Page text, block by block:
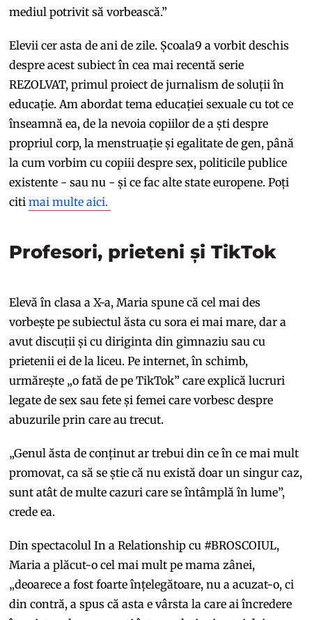
mediul potrivit să vorbească.”
Elevii cer asta de ani de zile. Școala9 a vorbit deschis
despre acest subiect în cea mai recentă serie
REZOLVAT, primul proiect de jurnalism de soluții în
educație. Am abordat tema educației sexuale cu tot ce
înseamnă ea, de la nevoia copiilor de a ști despre
propriul corp, la menstruație și egalitate de gen, până
la cum vorbim cu copiii despre sex, politicile publice
existente - sau nu - și ce fac alte state europene. Poți
citimai multe aici.
Profesori, prieteni și TikTok
Elevă în clasa a X-a, Maria spune că cel mai des
vorbește pe subiectul ăsta cu sora ei mai mare, dar a
avut discuții și cu diriginta din gimnaziu sau cu
prietenii ei de la liceu. Pe internet, în schimb,
urmărește „o fată de pe TikTok” care explică lucruri
legate de sex sau fete și femei care vorbesc despre
abuzurile prin care au trecut.
„Genul ăsta de conținut ar trebui din ce în ce mai mult
promovat, ca să se știe că nu există doar un singur caz,
sunt atât de multe cazuri care se întâmplă în lume”,
crede ea.
Din spectacolul In a Relationship cu #BROSCOIUL,
Maria a plăcut-o cel mai mult pe mama zânei,
„deoarece a fost foarte înțelegătoare, nu a acuzat-o, ci
din contră, a spus că asta e vârsta la care ai încredere